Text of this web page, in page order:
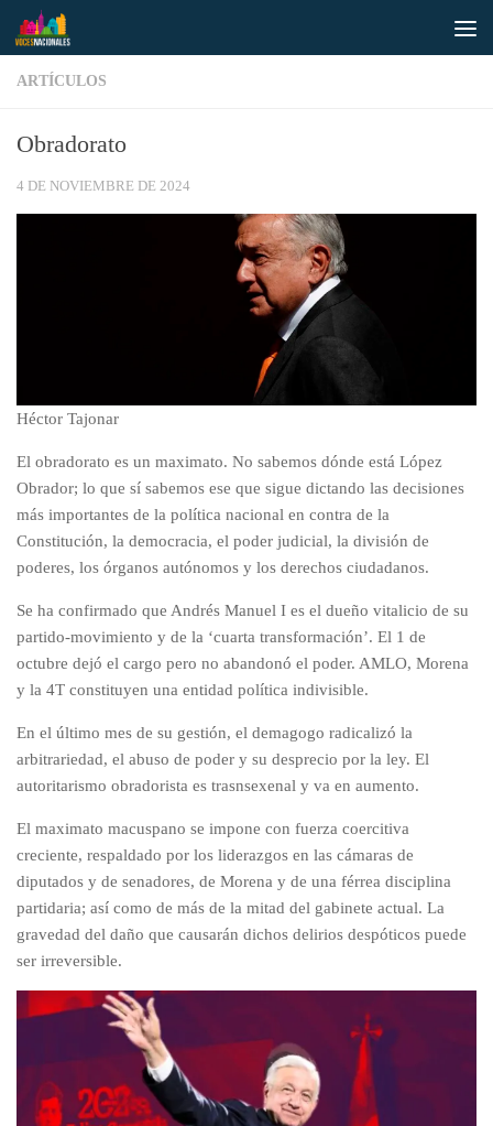
Saltar al contenido
ARTÍCULOS
Obradorato
4 DE NOVIEMBRE DE 2024
Héctor Tajonar
El obradorato es un maximato. No sabemos dónde está López
Obrador; lo que sí sabemos ese que sigue dictando las decisiones
más importantes de la política nacional en contra de la
Constitución, la democracia, el poder judicial, la división de
poderes, los órganos autónomos y los derechos ciudadanos.
Se ha confirmado que Andrés Manuel I es el dueño vitalicio de su
partido-movimiento y de la ‘cuarta transformación’. El 1 de
octubre dejó el cargo pero no abandonó el poder. AMLO, Morena
y la 4T constituyen una entidad política indivisible.
En el último mes de su gestión, el demagogo radicalizó la
arbitrariedad, el abuso de poder y su desprecio por la ley. El
autoritarismo obradorista es trasnsexenal y va en aumento.
El maximato macuspano se impone con fuerza coercitiva
creciente, respaldado por los liderazgos en las cámaras de
diputados y de senadores, de Morena y de una férrea disciplina
partidaria; así como de más de la mitad del gabinete actual. La
gravedad del daño que causarán dichos delirios despóticos puede
ser irreversible.